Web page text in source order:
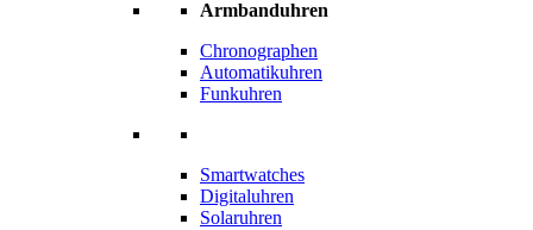
Armbanduhren
Chronographen
Automatikuhren
Funkuhren
Smartwatches
Digitaluhren
Solaruhren